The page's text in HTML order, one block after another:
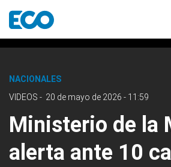
NACIONALES
VIDEOS - 20 de mayo de 2026 - 11:59
Ministerio de la
alerta ante 10